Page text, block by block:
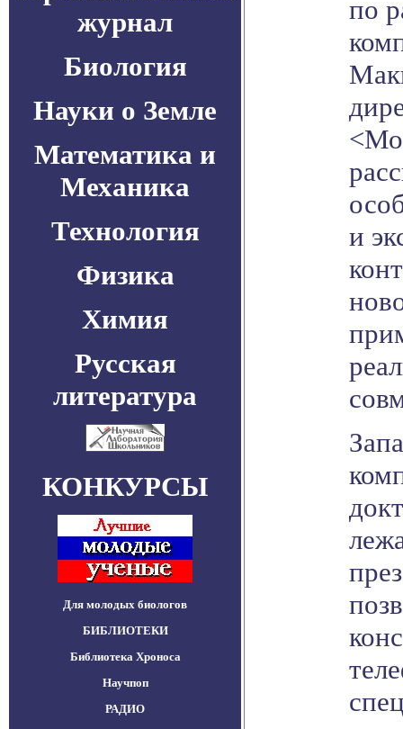
журнал
Биология
Науки о Земле
Математика и
Механика
Технология
Физика
Химия
Русская
литература
КОНКУРСЫ
Для молодых биологов
БИБЛИОТЕКИ
Библиотека Хроноса
Научпоп
РАДИО
по
и